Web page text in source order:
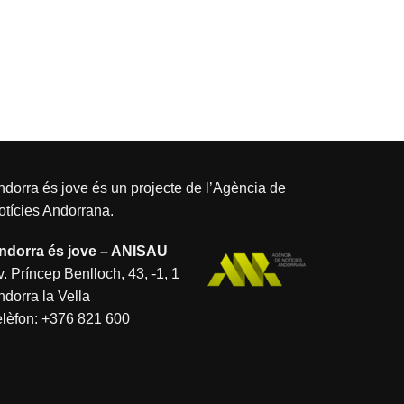
és jove és un projecte de l’Agència de
Andorrana.
és jove – ANISAU
Príncep Benlloch, 43, -1, 1
la Vella
+376 821 600